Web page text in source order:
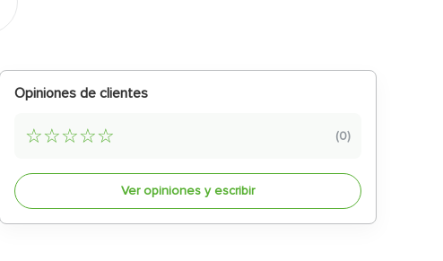
Opiniones de clientes
☆☆☆☆☆ (0)
Ver opiniones y escribir